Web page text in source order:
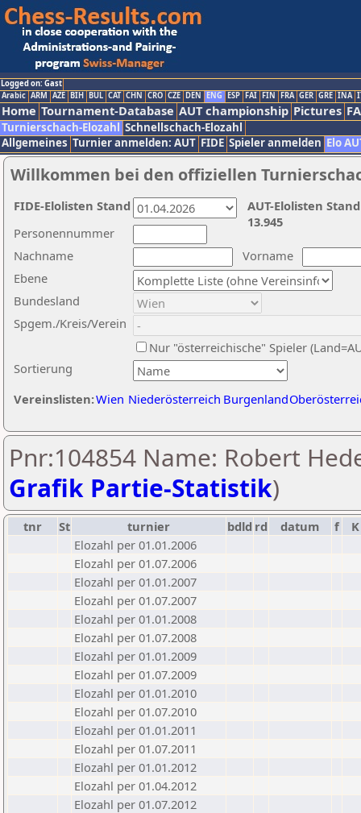
Logged on: Gast
Arabic ARM AZE BIH BUL CAT CHN CRO CZE DEN ENG ESP FAI FIN FRA GER GRE INA
Home Tournament-Database AUT championship Pictures
Turnierschach-Elozahl Schnellschach-Elozahl
Allgemeines Turnier anmelden: AUT FIDE Spieler anmelden Elo
Willkommen bei den offiziellen
Nachname
Vorname
Ebene
Sortierung
Personennummer
Bundesland
Spgem./Kreis/Verein
Nur "österreichische" Spieler
Vereinslisten:Wien Niederösterreich Burgenland
AUT-Elolisten
13.945
FIDE-Elolisten Stand
Pnr:104854 Name: Robert
Grafik Partie-Statistik)
tnr St turnier bdld rd datum f
K
Elozahl per 01.01.2006
Elozahl per 01.07.2006
Elozahl per 01.01.2007
Elozahl per 01.07.2007
Elozahl per 01.01.2008
Elozahl per 01.07.2008
Elozahl per 01.01.2009
Elozahl per 01.07.2009
Elozahl per 01.01.2010
Elozahl per 01.07.2010
Elozahl per 01.01.2011
Elozahl per 01.07.2011
Elozahl per 01.01.2012
Elozahl per 01.04.2012
Elozahl per 01.07.2012